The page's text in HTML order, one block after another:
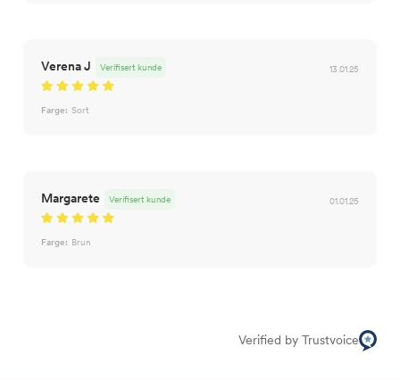
Verena J 13.01.25
Verifisert kunde
Farge: Sort
Margarete 01.01.25
Verifisert kunde
Farge: Brun
Verified by Trustvoice